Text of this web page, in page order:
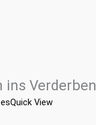
ins Verderben
Quick View